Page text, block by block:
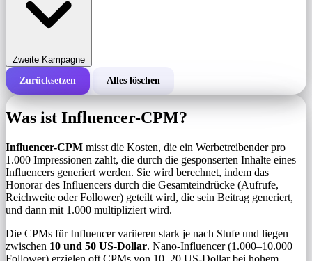
Zweite Kampagne
Gesamtkosten einer Kampagne
Anzahl der Impressionen
Zurücksetzen Alles löschen
Was ist Influencer-CPM?
Influencer-CPM misst die Kosten, die ein Werbetreibender pro
1.000 Impressionen zahlt, die durch die gesponserten Inhalte eines
Influencers generiert werden. Sie wird berechnet, indem das
Honorar des Influencers durch die Gesamteindrücke (Aufrufe,
Reichweite oder Follower) geteilt wird, die sein Beitrag generiert,
und dann mit 1.000 multipliziert wird.
Die CPMs für Influencer variieren stark je nach Stufe und liegen
zwischen 10 und 50 US-Dollar. Nano-Influencer (1.000–10.000